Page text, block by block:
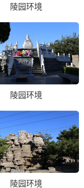
陵园环境
陵园环境
陵园环境